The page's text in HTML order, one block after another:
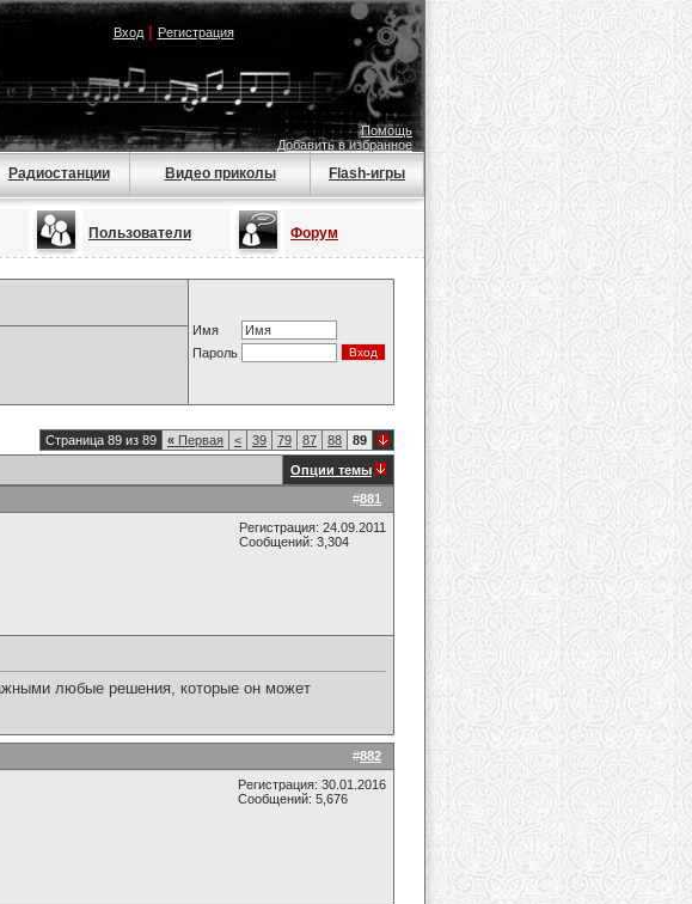
Вход| Регистрация
Помощь
Добавить в избранное
Радиостанции Видео приколы Flash-игры
Пользователи Форум
Имя
Пароль
Страница 89 из 89 « Первая < 39 79 87 88 89
Опции темы
#881
Регистрация: 24.09.2011
Сообщений: 3,304
любые решения, которые он может
#882
Регистрация: 30.01.2016
Сообщений: 5,676